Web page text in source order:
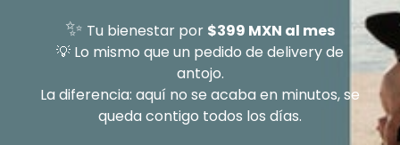
✨ Tu bienestar por $399 MXN al mes
💡 Lo mismo que un pedido de delivery de
antojo.
La diferencia: aquí no se acaba en minutos, se
queda contigo todos los días.